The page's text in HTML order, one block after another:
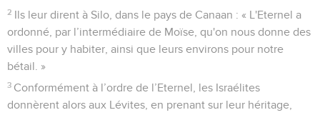
2 Ils leur dirent à Silo, dans le pays de Canaan : « L'Eternel a
ordonné, par l’intermédiaire de Moïse, qu'on nous donne des
villes pour y habiter, ainsi que leurs environs pour notre
bétail. »
3 Conformément à l’ordre de l’Eternel, les Israélites
donnèrent alors aux Lévites, en prenant sur leur héritage,